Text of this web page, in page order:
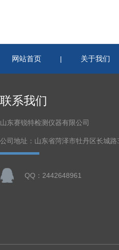
网站首页 | 关于我们
联系我们
山东赛锐特检测仪器有限公司
公司地址：山东省菏泽市牡丹区长城
QQ：2442648961